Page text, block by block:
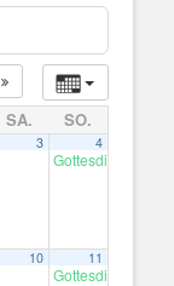
SA. SO.
3 4
Gottesdienst
10 11
Gottesdienst